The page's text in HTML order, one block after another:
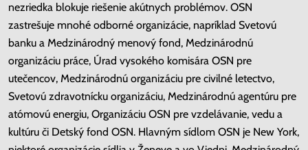
nezriedka blokuje riešenie akútnych problémov. OSN
zastrešuje mnohé odborné organizácie, napríklad Svetovú
banku a Medzinárodný menový fond, Medzinárodnú
organizáciu práce, Úrad vysokého komisára OSN pre
utečencov, Medzinárodnú organizáciu pre civilné letectvo,
Svetovú zdravotnícku organizáciu, Medzinárodnú agentúru pre
atómovú energiu, Organizáciu OSN pre vzdelávanie, vedu a
kultúru či Detský fond OSN. Hlavným sídlom OSN je New York,